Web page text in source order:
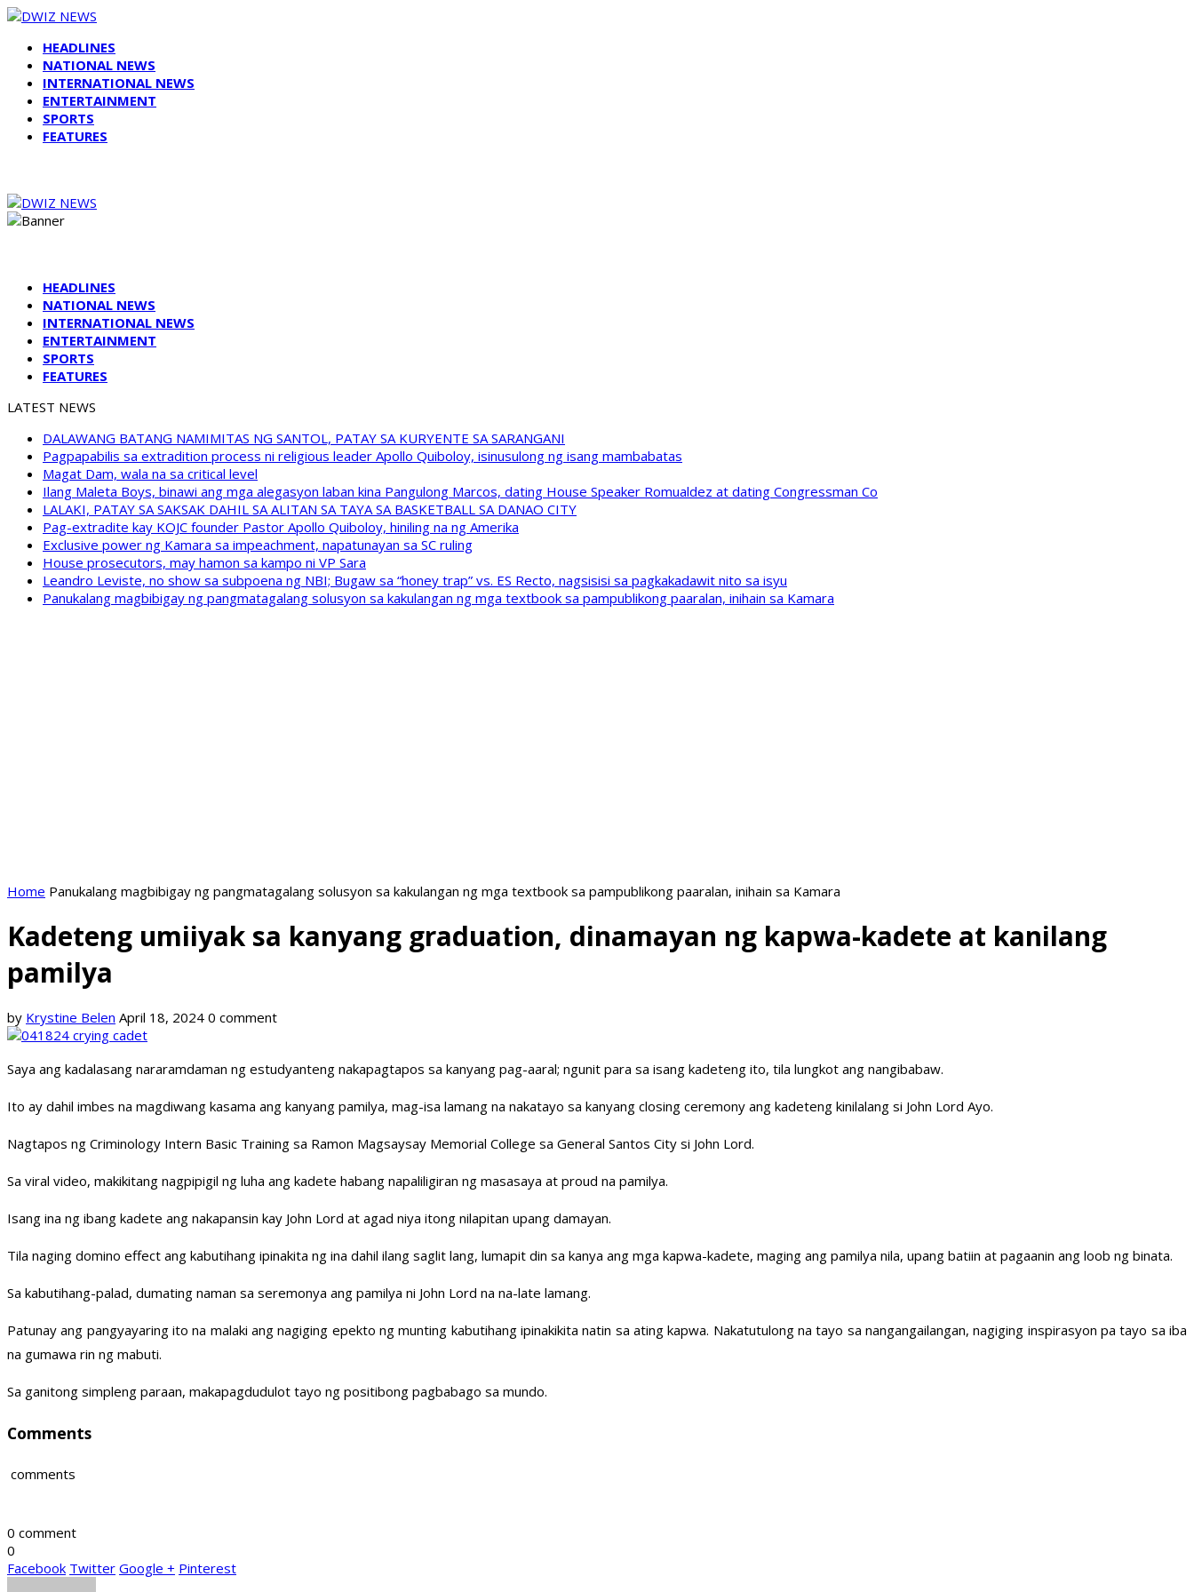
HEADLINES
NATIONAL NEWS
INTERNATIONAL NEWS
ENTERTAINMENT
SPORTS
FEATURES
HEADLINES
NATIONAL NEWS
INTERNATIONAL NEWS
ENTERTAINMENT
SPORTS
FEATURES
LATEST NEWS
DALAWANG BATANG NAMIMITAS NG SANTOL, PATAY SA KURYENTE SA SARANGANI
Pagpapabilis sa extradition process ni religious leader Apollo Quiboloy, isinusulong ng isang mambabatas
Magat Dam, wala na sa critical level
Ilang Maleta Boys, binawi ang mga alegasyon laban kina Pangulong Marcos, dating House Speaker Romualdez at dating Congressman Co
LALAKI, PATAY SA SAKSAK DAHIL SA ALITAN SA TAYA SA BASKETBALL SA DANAO CITY
Pag-extradite kay KOJC founder Pastor Apollo Quiboloy, hiniling na ng Amerika
Exclusive power ng Kamara sa impeachment, napatunayan sa SC ruling
House prosecutors, may hamon sa kampo ni VP Sara
Leandro Leviste, no show sa subpoena ng NBI; Bugaw sa “honey trap” vs. ES Recto, nagsisisi sa pagkakadawit nito sa isyu
Panukalang magbibigay ng pangmatagalang solusyon sa kakulangan ng mga textbook sa pampublikong paaralan, inihain sa Kamara
Home Panukalang magbibigay ng pangmatagalang solusyon sa kakulangan ng mga textbook sa pampublikong paaralan, inihain sa Kamara
Kadeteng umiiyak sa kanyang graduation, dinamayan ng kapwa-kadete at kanilang
pamilya
by Krystine Belen April 18, 2024 0 comment
Saya ang kadalasang nararamdaman ng estudyanteng nakapagtapos sa kanyang pag-aaral; ngunit para sa isang kadeteng ito, tila lungkot ang nangibabaw.
Ito ay dahil imbes na magdiwang kasama ang kanyang pamilya, mag-isa lamang na nakatayo sa kanyang closing ceremony ang kadeteng kinilalang si John Lord Ayo.
Nagtapos ng Criminology Intern Basic Training sa Ramon Magsaysay Memorial College sa General Santos City si John Lord.
Sa viral video, makikitang nagpipigil ng luha ang kadete habang napaliligiran ng masasaya at proud na pamilya.
Isang ina ng ibang kadete ang nakapansin kay John Lord at agad niya itong nilapitan upang damayan.
Tila naging domino effect ang kabutihang ipinakita ng ina dahil ilang saglit lang, lumapit din sa kanya ang mga kapwa-kadete, maging ang pamilya nila, upang batiin at pagaanin ang loob ng binata.
Sa kabutihang-palad, dumating naman sa seremonya ang pamilya ni John Lord na na-late lamang.
Patunay ang pangyayaring ito na malaki ang nagiging epekto ng munting kabutihang ipinakikita natin sa ating kapwa. Nakatutulong na tayo sa nangangailangan, nagiging inspirasyon pa tayo sa iba
na gumawa rin ng mabuti.
Sa ganitong simpleng paraan, makapagdudulot tayo ng positibong pagbabago sa mundo.
Comments
comments
0 comment
0
Facebook Twitter Google + Pinterest